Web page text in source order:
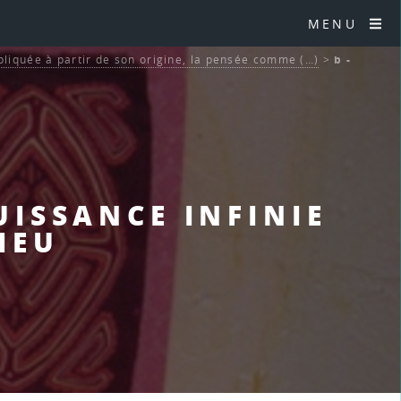
MENU
INFINIE
à partir de son origine, la pensée comme (…) > b -